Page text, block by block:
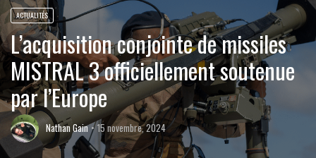
ACTUALITÉS
L’acquisition conjointe de missiles
MISTRAL 3 officiellement soutenue
par l’Europe
Nathan Gain 15 novembre, 2024